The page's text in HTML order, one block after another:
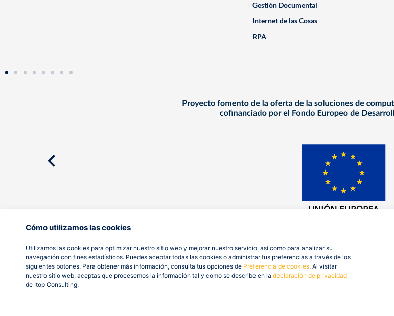
Cómo utilizamos las cookies
Utilizamos las cookies para optimizar nuestro sitio web y mejorar nuestro servicio, así como para analizar su
navegación con fines estadísticos. Puedes aceptar todas las cookies o administrar tus preferencias a través de los
siguientes botones. Para obtener más información, consulta tus opciones de Preferencia de cookies. Al visitar
nuestro sitio web, aceptas que procesemos la información tal y como se describe en la declaración de privacidad
de Itop Consulting.
Gestión Documental
Internet de las Cosas
RPA
AVISO LEGALPOLÍTICA DE PRIVACIDAD